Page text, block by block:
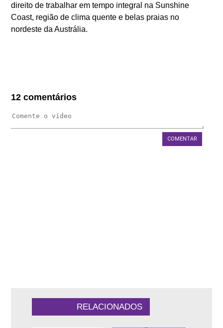
FAQS
BLOG
TRABALHE CONOSCO
DEPOIMENTOS
direito de trabalhar em tempo integral na Sunshine
Coast, região de clima quente e belas praias no
nordeste da Austrália.
12 comentários
COMENTAR
RELACIONADOS